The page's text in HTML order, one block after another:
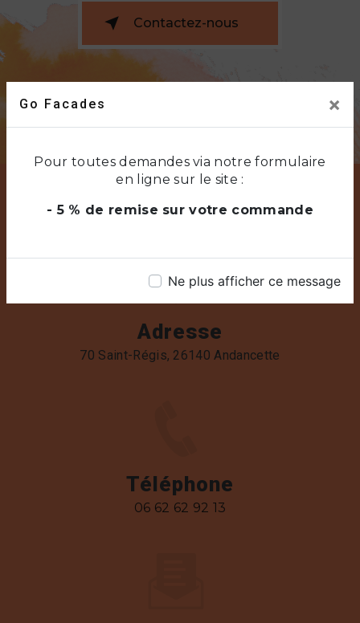
Go Facades ×
Pour toutes demandes via notre formulaire
en ligne sur le site :
- 5 % de remise sur votre commande
Ne plus afficher ce message
Contactez-nous
Adresse
70 Saint-Régis, 26140 Andancette
Téléphone
06 62 62 92 13